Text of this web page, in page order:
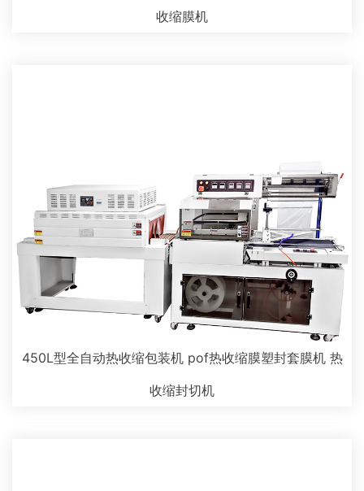
收缩膜机
450L型全自动热收缩包装机 pof热收缩膜塑封套膜机 热
收缩封切机